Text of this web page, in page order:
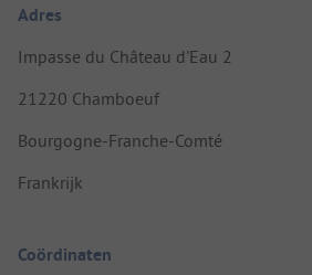
Adres
Impasse du Château d'Eau 2
21220 Chamboeuf
Bourgogne-Franche-Comté
Frankrijk
Coördinaten